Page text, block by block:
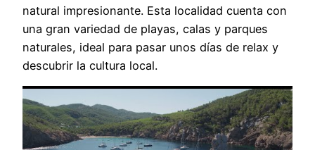
natural impresionante. Esta localidad cuenta con
una gran variedad de playas, calas y parques
naturales, ideal para pasar unos días de relax y
descubrir la cultura local.